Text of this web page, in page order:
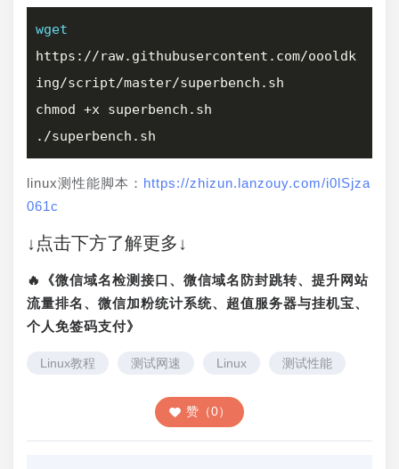
wget
https://raw.githubusercontent.com/oooldk
ing/script/master/superbench.sh
chmod +x superbench.sh
linux测性能脚本： https://zhizun.lanzouy.com/i0lSjza
061c
↓点击下方了解更多↓
🔥《微信域名检测接口、微信域名防封跳转、提升网站
流量排名、微信加粉统计系统、超值服务器与挂机宝、
个人免签码支付》
Linux教程 测试网速 Linux 测试性能
赞（0）